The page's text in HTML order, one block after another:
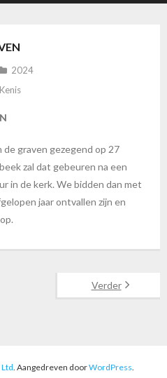
2024
graven gezegend op 27
zal dat gebeuren na een
in de kerk. We bidden dan met
jaar ontvallen zijn en
Verder
. Aangedreven doorWordPress